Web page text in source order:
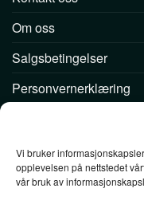
Vi bruker
opplevelsen på nettstedet
vår bruk av
Om oss
Salgsbetingelser
Personvernerklæring